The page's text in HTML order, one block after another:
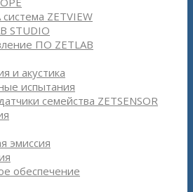
система ZETVIEW
STUDIO
ПО ZETLAB
и акустика
испытания
семейства ZETSENSOR
эмиссия
обеспечение